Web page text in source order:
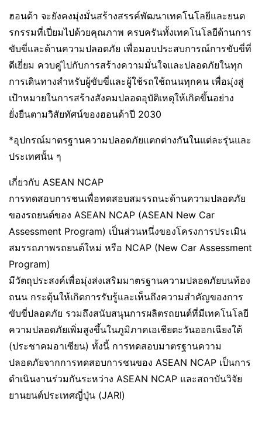
ฮอนด้า จะยังคงมุ่งมั่นสร้างสรรค์พัฒนาเทคโนโลยีและยนต
รกรรมที่เปี่ยมไปด้วยคุณภาพ ครบครันทั้งเทคโนโลยีด้านการ
ขับขี่และด้านความปลอดภัย เพื่อมอบประสบการณ์การขับขี่ที่
ดีเยี่ยม ควบคู่ไปกับการสร้างความมั่นใจและปลอดภัยในทุก
การเดินทางสำหรับผู้ขับขี่และผู้ใช้รถใช้ถนนทุกคน เพื่อมุ่งสู่
เป้าหมายในการสร้างสังคมปลอดอุบัติเหตุให้เกิดขึ้นอย่าง
ยั่งยืนตามวิสัยทัศน์ของฮอนด้าปี 2030
*อุปกรณ์มาตรฐานความปลอดภัยแตกต่างกันในแต่ละรุ่นและ
ประเทศนั้น ๆ
เกี่ยวกับ ASEAN NCAP
การทดสอบการชนเพื่อทดสอบสมรรถนะด้านความปลอดภัย
ของรถยนต์ของ ASEAN NCAP (ASEAN New Car
Assessment Program) เป็นส่วนหนึ่งของโครงการประเมิน
สมรรถภาพรถยนต์ใหม่ หรือ NCAP (New Car Assessment
Program)
มีวัตถุประสงค์เพื่อมุ่งส่งเสริมมาตรฐานความปลอดภัยบนท้อง
ถนน กระตุ้นให้เกิดการรับรู้และเห็นถึงความสำคัญของการ
ขับขี่ปลอดภัย รวมถึงสนับสนุนการผลิตรถยนต์ที่มีเทคโนโลยี
ความปลอดภัยเพิ่มสูงขึ้นในภูมิภาคเอเชียตะวันออกเฉียงใต้
(ประชาคมอาเซียน) ทั้งนี้ การทดสอบมาตรฐานความ
ปลอดภัยจากการทดสอบการชนของ ASEAN NCAP เป็นการ
ดำเนินงานร่วมกันระหว่าง ASEAN NCAP และสถาบันวิจัย
ยานยนต์ประเทศญี่ปุ่น (JARI)